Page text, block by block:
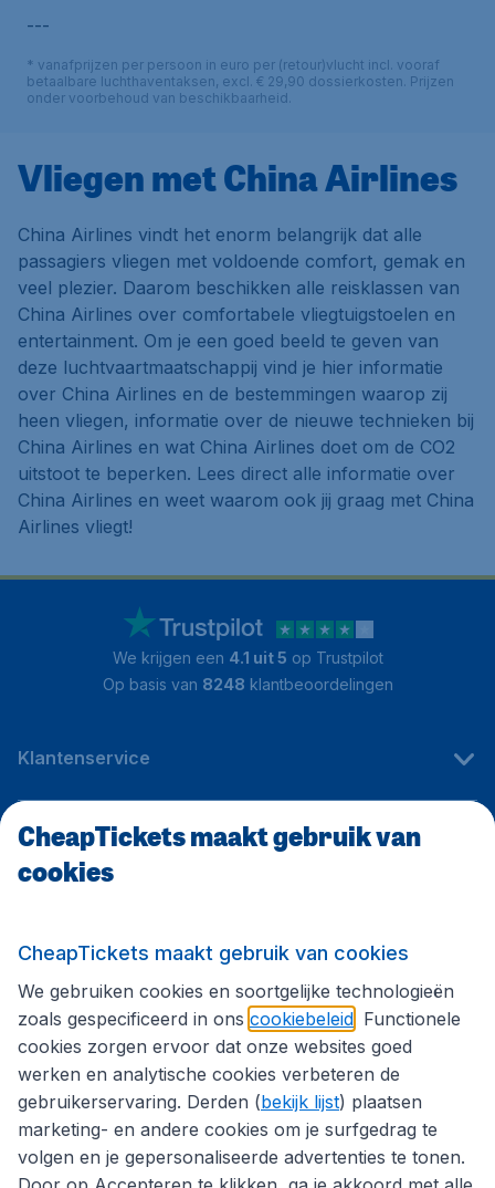
---
* vanafprijzen per persoon in euro per (retour)vlucht incl. vooraf
betaalbare luchthaventaksen, excl. € 29,90 dossierkosten. Prijzen
onder voorbehoud van beschikbaarheid.
Vliegen met China Airlines
China Airlines vindt het enorm belangrijk dat alle
passagiers vliegen met voldoende comfort, gemak en
veel plezier. Daarom beschikken alle reisklassen van
China Airlines over comfortabele vliegtuigstoelen en
entertainment. Om je een goed beeld te geven van
deze luchtvaartmaatschappij vind je hier informatie
over China Airlines en de bestemmingen waarop zij
heen vliegen, informatie over de nieuwe technieken bij
China Airlines en wat China Airlines doet om de CO2
uitstoot te beperken. Lees direct alle informatie over
China Airlines en weet waarom ook jij graag met China
Airlines vliegt!
We krijgen een 4.1 uit 5 op Trustpilot
Op basis van 8248 klantbeoordelingen
Klantenservice
CheapTickets.be
Volg CheapTickets.be
CheapTickets maakt gebruik van
cookies
CheapTickets maakt gebruik van cookies
We gebruiken cookies en soortgelijke technologieën
zoals gespecificeerd in ons cookiebeleid . Functionele
cookies zorgen ervoor dat onze websites goed
werken en analytische cookies verbeteren de
gebruikerservaring. Derden (bekijk lijst) plaatsen
marketing- en andere cookies om je surfgedrag te
volgen en je gepersonaliseerde advertenties te tonen.